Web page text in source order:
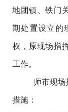
地团镇、铁门
期处置设立的
权，原现场指
工作。
师市现
措施：